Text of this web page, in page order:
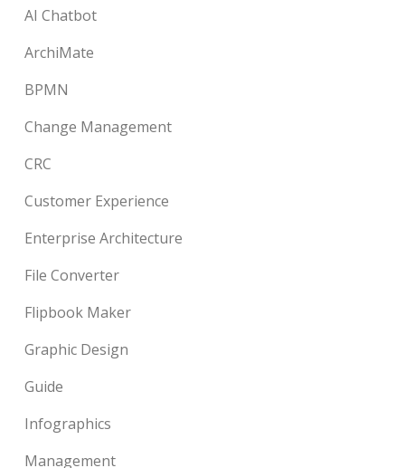
AI Chatbot
ArchiMate
BPMN
Change Management
CRC
Customer Experience
Enterprise Architecture
File Converter
Flipbook Maker
Graphic Design
Guide
Infographics
Management